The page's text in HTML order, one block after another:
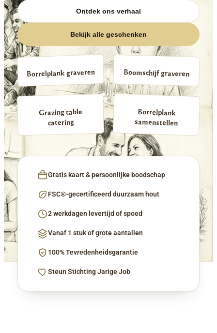
Ontdek ons verhaal
Bekijk alle geschenken
Borrelplank graveren Boomschijf graveren
Grazing table
catering
Borrelplank
samenstellen
Gratis kaart & persoonlijke boodschap
FSC®-gecertificeerd duurzaam hout
2 werkdagen levertijd of spoed
Vanaf 1 stuk of grote aantallen
100% Tevredenheidsgarantie
Steun Stichting Jarige Job